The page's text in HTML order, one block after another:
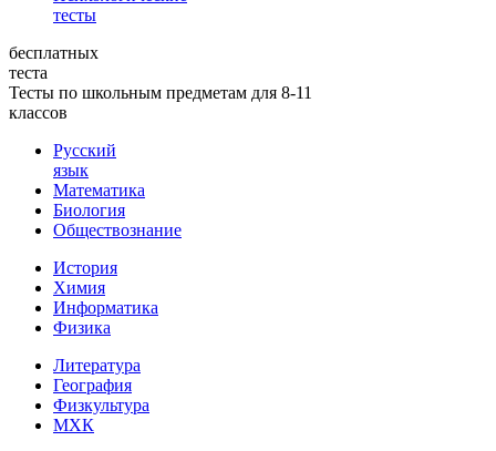
тесты
бесплатных
теста
Тесты по школьным предметам для 8-11
классов
Русский
язык
Математика
Биология
Обществознание
История
Химия
Информатика
Физика
Литература
География
Физкультура
МХК